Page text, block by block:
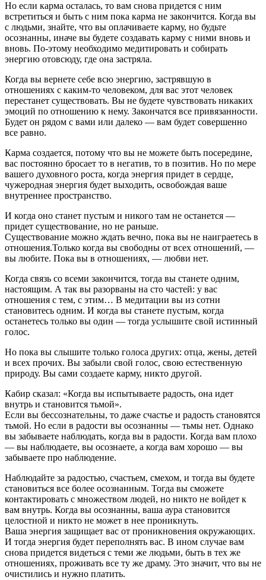
Но если карма осталась, то вам снова придется с ним
встретиться и быть с ним пока карма не закончится. Когда вы
с людьми, знайте, что вы оплачиваете карму, но будьте
осознанны, иначе вы будете создавать карму с ними вновь и
вновь. По-этому необходимо медитировать и собирать
энергию отовсюду, где она застряла.
Когда вы вернете себе всю энергию, застрявшую в
отношениях с каким-то человеком, для вас этот человек
перестанет существовать. Вы не будете чувствовать никаких
эмоций по отношению к нему. Закончатся все привязанности.
Будет он рядом с вами или далеко — вам будет совершенно
все равно.
Карма создается, потому что вы не можете быть посередине,
вас постоянно бросает то в негатив, то в позитив. Но по мере
вашего духовного роста, когда энергия придет в сердце,
чужеродная энергия будет выходить, освобождая ваше
внутреннее пространство.
И когда оно станет пустым и никого там не останется —
придет существование, но не раньше.
Существование можно ждать вечно, пока вы не наиграетесь в
отношения.Только когда вы свободны от всех отношений, —
вы любите. Пока вы в отношениях, — любви нет.
Когда связь со всеми закончится, тогда вы станете одним,
настоящим. А так вы разорваны на сто частей: у вас
отношения с тем, с этим… В медитации вы из сотни
становитесь одним. И когда вы станете пустым, когда
останетесь только вы один — тогда услышите свой истинный
голос.
Но пока вы слышите только голоса других: отца, жены, детей
и всех прочих. Вы забыли свой голос, свою естественную
природу. Вы сами создаете карму, никто другой.
Кабир сказал: «Когда вы испытываете радость, она идет
внутрь и становится тьмой».
Если вы бессознательны, то даже счастье и радость становятся
тьмой. Но если в радости вы осознанны — тьмы нет. Однако
вы забываете наблюдать, когда вы в радости. Когда вам плохо
— вы наблюдаете, вы осознаете, а когда вам хорошо — вы
забываете про наблюдение.
Наблюдайте за радостью, счастьем, смехом, и тогда вы будете
становиться все более осознанным. Тогда вы сможете
контактировать с множеством людей, но никто не войдет к
вам внутрь. Когда вы осознанны, ваша аура становится
целостной и никто не может в нее проникнуть.
Ваша энергия защищает вас от проникновения окружающих.
И тогда энергия будет переполнять вас. В ином случае вам
снова придется видеться с теми же людьми, быть в тех же
отношениях, проживать все ту же драму. Это значит, что вы не
очистились и нужно платить.